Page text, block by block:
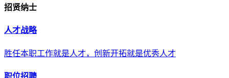
招贤纳士
人才战略
胜任本职工作就是人才，创新开拓就是优秀人才
职位招聘